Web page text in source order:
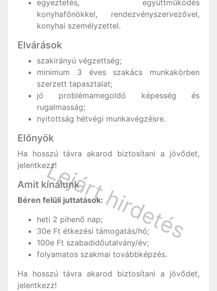
egyeztetés, együttműködés
konyhafőnökkel, rendezvényszervezővel,
konyhai személyzettel.
Elvárások
szakirányú végzettség;
minimum 3 éves szakács munkakörben
szerzett tapasztalat;
jó problémamegoldó képesség és
rugalmasság;
nyitottság hétvégi munkavégzésre.
Előnyök
Ha hosszú távra akarod biztosítani a jövődet,
jelentkezz!
Amit kínálunk
Béren felüli juttatások:
heti 2 pihenő nap;
30e Ft étkezési támogatás/hó;
100e Ft szabadidőutalvány/év;
folyamatos szakmai továbbképzés.
Ha hosszú távra akarod biztosítani a jövődet,
jelentkezz!